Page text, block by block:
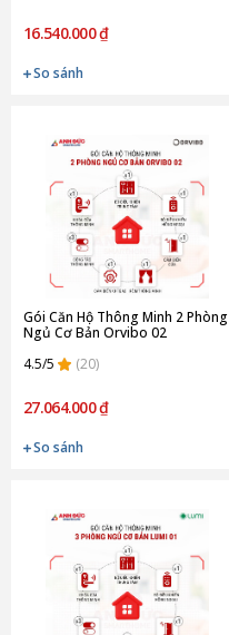
16.540.000 ₫
So sánh
Gói Căn Hộ Thông Minh 2 Phòng
Ngủ Cơ Bản Orvibo 02
4.5/5
(20)
27.064.000 ₫
So sánh